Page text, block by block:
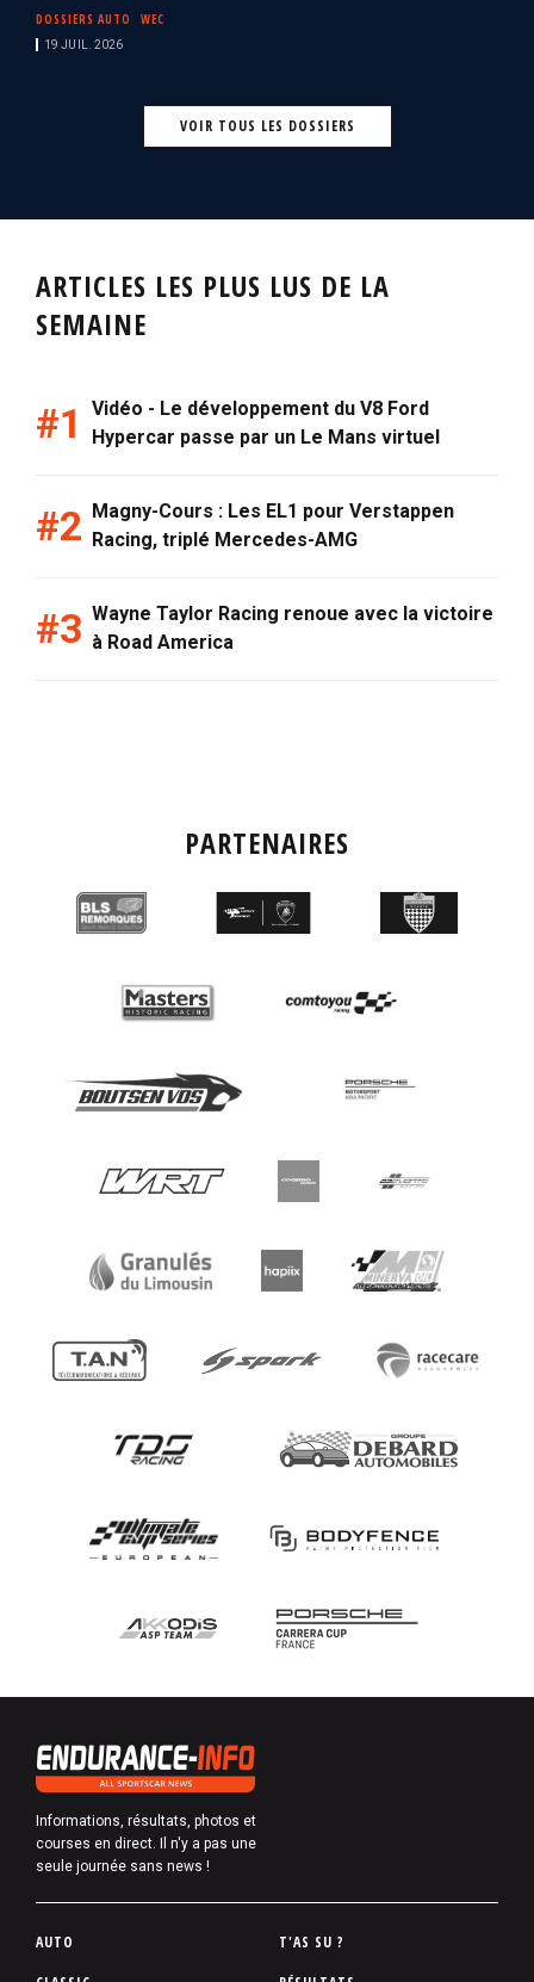
DOSSIERS AUTO WEC
19 JUIL. 2026
VOIR TOUS LES DOSSIERS
ARTICLES LES PLUS LUS DE LA
SEMAINE
Vidéo - Le développement du V8 Ford
Hypercar passe par un Le Mans virtuel
Magny-Cours : Les EL1 pour Verstappen
Racing, triplé Mercedes-AMG
Wayne Taylor Racing renoue avec la victoire
à Road America
PARTENAIRES
Informations, résultats, photos et
courses en direct. Il n'y a pas une
seule journée sans news !
P
AUTO
T'AS SU ?